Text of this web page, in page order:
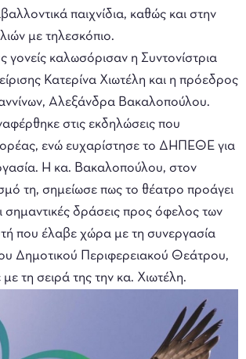
παιχνίδια, καθώς και στην
με τηλεσκόπιο.
γονείς καλωσόρισαν η Συντονίστρια
Κατερίνα Χιωτέλη και η πρόεδρος
Αλεξάνδρα Βακαλοπούλου.
στις εκδηλώσεις που
ενώ ευχαρίστησε το ΔΗΠΕΘΕ για
Η κα. Βακαλοπούλου, στον
τη, σημείωσε πως το θέατρο προάγει
σημαντικές δράσεις προς όφελος των
που έλαβε χώρα με τη συνεργασία
Δημοτικού Περιφερειακού Θεάτρου,
τη σειρά της την κα. Χιωτέλη.